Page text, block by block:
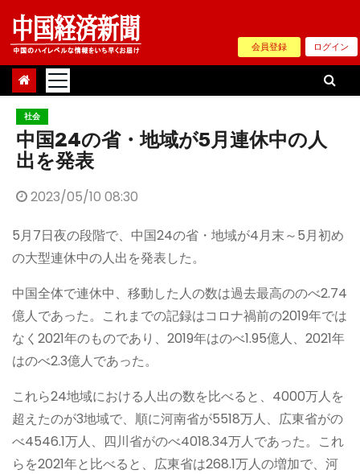
Skip
content
会員登録 ログイン
社会
中国24の省・地域が5月連休中の人
出を発表
2023/05/10 08:30
5月7日夜の段階で、中国24の省・地域が4月末～5月初め
の大型連休中の人出を発表した。
中国全体で連休中、移動した人の数は過去最高ののべ2.74
億人であった。これまでの記録はコロナ禍前の2019年では
なく2021年のものであり、2019年はのべ1.95億人、2021年
はのべ2.3億人であった。
これら24地域における人出の数を比べると、4000万人を
超えたのが3地域で、順に河南省が5518万人、広東省がの
べ4546.1万人、四川省がのべ4018.34万人であった。これ
らを2021年と比べると、広東省は268.1万人の増加で、河